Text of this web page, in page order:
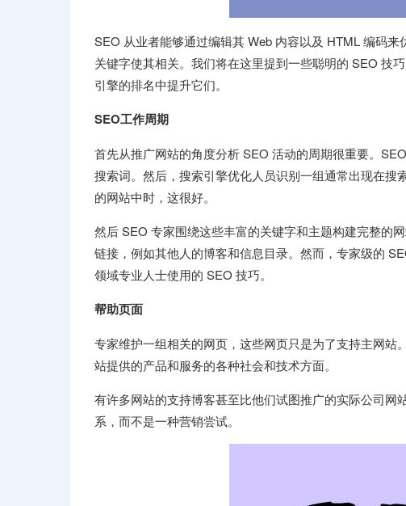
SEO 从业者能够通过编辑其 Web 内容以及 HTML 编码
关键字使其相关。我们将在这里提到一些聪明的 SEO 技
引擎的排名中提升它们。
SEO工作周期
首先从推广网站的角度分析 SEO 活动的周期很重要。
搜索词。然后，搜索引擎优化人员识别一组通常出现在
的网站中时，这很好。
然后 SEO 专家围绕这些丰富的关键字和主题构建完整的
链接，例如其他人的博客和信息目录。然而，专家级的
领域专业人士使用的 SEO 技巧。
帮助页面
专家维护一组相关的网页，这些网页只是为了支持主网
站提供的产品和服务的各种社会和技术方面。
有许多网站的支持博客甚至比他们试图推广的实际公司
系，而不是一种营销尝试。